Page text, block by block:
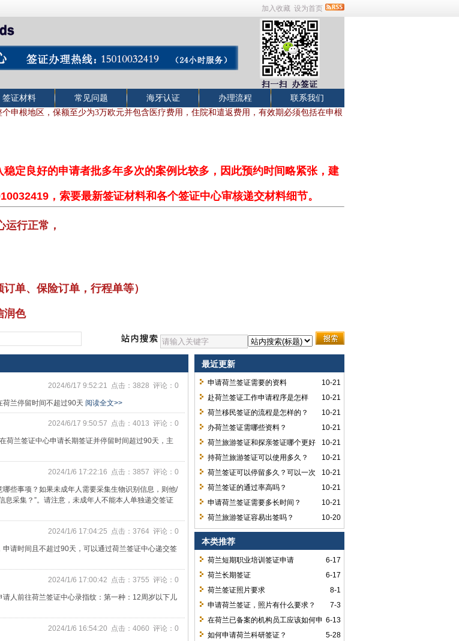
加入收藏 设为首页
签证材料 常见问题 海牙认证 办理流程 联系我们
申根地区，保额至少为3万欧元并包含医疗费用，住院和遣返费用，有效期必须包括在申根
定良好的申请者批多年多次的案例比较多，因此预约时间略紧张，建
，索要最新签证材料和各个签证中心审核递交材料细节。
行正常，
单、保险订单，行程单等）
润色
2024/6/17 9:52:21 点击：3828 评论：0
兰停留时间不超过90天 阅读全文>>
2024/6/17 9:50:57 点击：4013 评论：0
荷兰签证中心申请长期签证并停留时间超过90天，主
2024/1/6 17:22:16 点击：3857 评论：0
些事项？如果未成年人需要采集生物识别信息，则他/
采集？”。请注意，未成年人不能本人单独递交签证
2024/1/6 17:04:25 点击：3764 评论：0
请时间且不超过90天，可以通过荷兰签证中心递交签
2024/1/6 17:00:42 点击：3755 评论：0
人前往荷兰签证中心录指纹：第一种：12周岁以下儿
2024/1/6 16:54:20 点击：4060 评论：0
最近更新
10-21
申请荷兰签证需要的资料
10-21
赴荷兰签证工作申请程序是怎样
的？
10-21
荷兰移民签证的流程是怎样的？
10-21
办荷兰签证需哪些资料？
10-21
荷兰旅游签证和探亲签证哪个更好
签？
10-21
持荷兰旅游签证可以使用多久？
10-21
荷兰签证可以停留多久？可以一次
停留半年吗？
10-21
荷兰签证的通过率高吗？
10-21
申请荷兰签证需要多长时间？
10-20
荷兰旅游签证容易出签吗？
本类推荐
6-17
荷兰短期职业培训签证申请
6-17
荷兰长期签证
8-1
荷兰签证照片要求
7-3
申请荷兰签证，照片有什么要求？
6-13
在荷兰已备案的机构员工应该如何申
请荷兰签证？
5-28
如何申请荷兰科研签证？